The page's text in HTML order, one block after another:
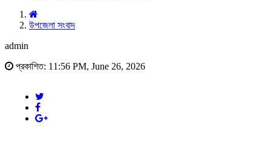
উপজেলা সংবাদ
admin
প্রকাশিত: 11:56 PM, June 26, 2026